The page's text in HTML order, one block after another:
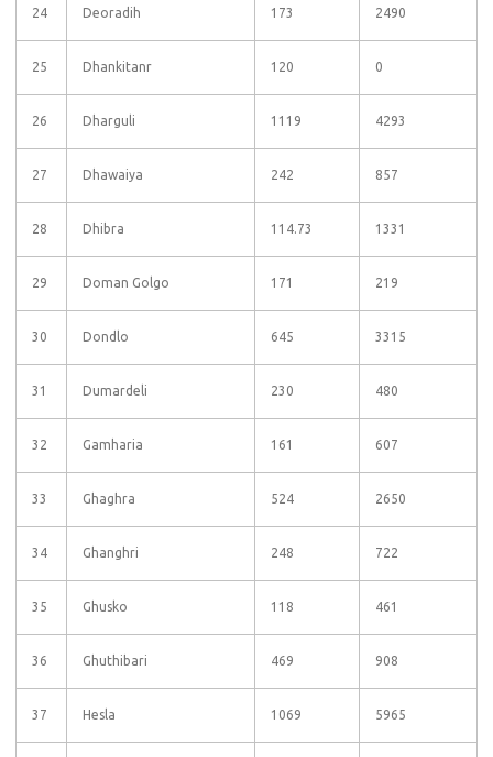
24 Deoradih 173 2490
25 Dhankitanr 120 0
26 Dharguli 1119 4293
27 Dhawaiya 242 857
28 Dhibra 114.73 1331
29 Doman Golgo 171 219
30 Dondlo 645 3315
31 Dumardeli 230 480
32 Gamharia 161 607
33 Ghaghra 524 2650
34 Ghanghri 248 722
35 Ghusko 118 461
36 Ghuthibari 469 908
37 Hesla 1069 5965